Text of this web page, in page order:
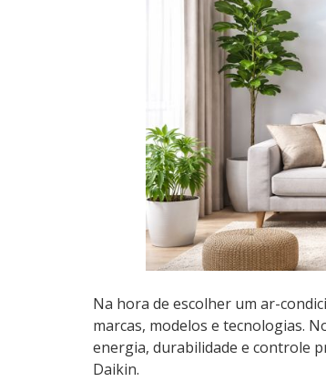
Na hora de escolher um ar-
marcas, modelos e tecnologias.
energia, durabilidade e controle
Daikin.